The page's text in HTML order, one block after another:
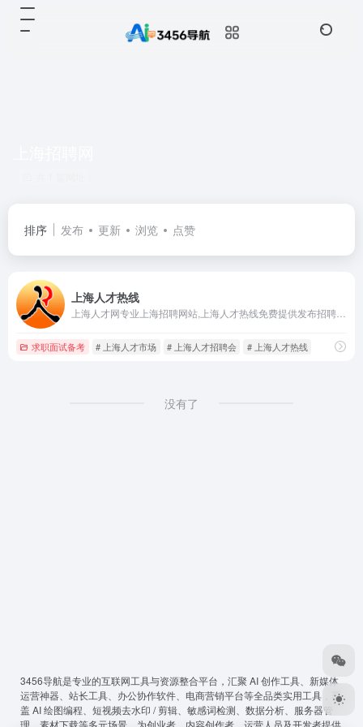
排序 发布 更新 浏览 点赞
上海人才热线
求职面试备考 # 上海人才市场 # 上海人才招聘会 # 上海人才热线
没有了
3456导航是专业的互联网工具与资源整合平台，汇聚 AI 创作工具、新媒体
运营神器、站长工具、办公协作软件、电商营销平台等全品类实用工具，覆
盖 AI 绘图编程、短视频去水印 / 剪辑、敏感词检测、数据分析、服务器管
理、素材下载等多元场景，为创业者、内容创作者、运营人员及开发者提供